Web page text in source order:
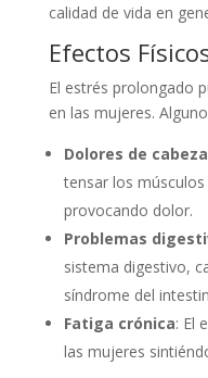
calidad de vida en
Efectos
El estrés prolongado
en las mujeres.
Dolores de
tensar los
provocando dolor.
Problemas
sistema digestivo,
síndrome del
Fatiga crónica: El
las mujeres